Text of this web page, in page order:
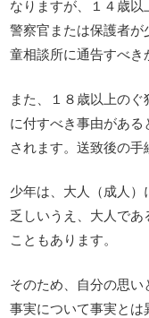
なりますが、１４歳以
警察官または保護者
童相談所に通告すべき
また、１８歳以上の
に付すべき事由があ
されます。送致後の手
少年は、大人（成人
乏しいうえ、大人で
こともあります。
そのため、自分の思
事実について事実と